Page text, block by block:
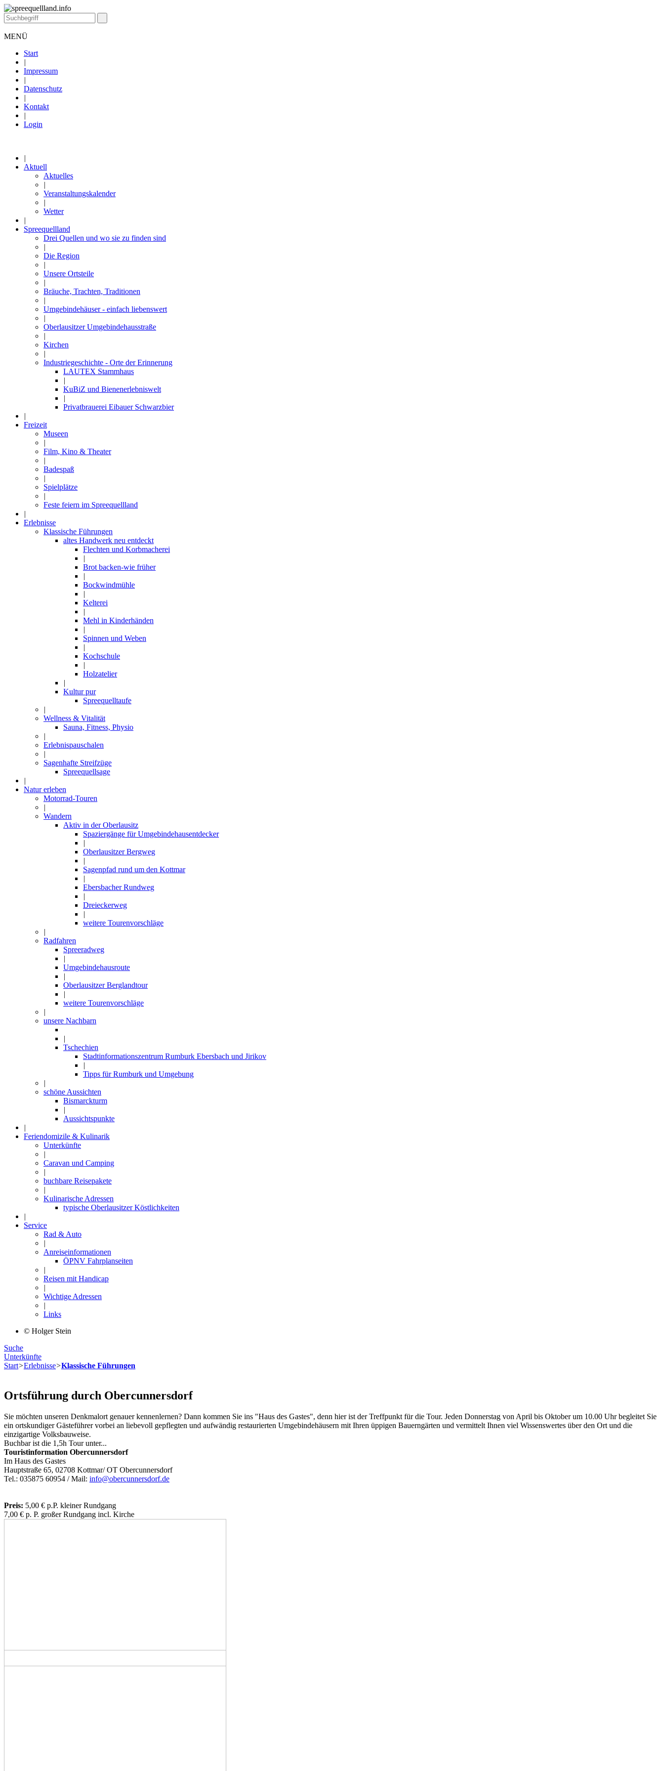
MENÜ
Start
|
Impressum
|
Datenschutz
|
Kontakt
|
Login
|
Aktuell
Aktuelles
|
Veranstaltungskalender
|
Wetter
|
Spreequellland
Drei Quellen und wo sie zu finden sind
|
Die Region
|
Unsere Ortsteile
|
Bräuche, Trachten, Traditionen
|
Umgebindehäuser - einfach liebenswert
|
Oberlausitzer Umgebindehausstraße
|
Kirchen
|
Industriegeschichte - Orte der Erinnerung
LAUTEX Stammhaus
|
KuBiZ und Bienenerlebniswelt
|
Privatbrauerei Eibauer Schwarzbier
|
Freizeit
Museen
|
Film, Kino & Theater
|
Badespaß
|
Spielplätze
|
Feste feiern im Spreequellland
|
Erlebnisse
Klassische Führungen
altes Handwerk neu entdeckt
Flechten und Korbmacherei
|
Brot backen-wie früher
|
Bockwindmühle
|
Kelterei
|
Mehl in Kinderhänden
|
Spinnen und Weben
|
Kochschule
|
Holzatelier
|
Kultur pur
Spreequelltaufe
|
Wellness & Vitalität
Sauna, Fitness, Physio
|
Erlebnispauschalen
|
Sagenhafte Streifzüge
Spreequellsage
|
Natur erleben
Motorrad-Touren
|
Wandern
Aktiv in der Oberlausitz
Spaziergänge für Umgebindehausentdecker
|
Oberlausitzer Bergweg
|
Sagenpfad rund um den Kottmar
|
Ebersbacher Rundweg
|
Dreieckerweg
|
weitere Tourenvorschläge
|
Radfahren
Spreeradweg
|
Umgebindehausroute
|
Oberlausitzer Berglandtour
|
weitere Tourenvorschläge
|
unsere Nachbarn
|
Tschechien
Stadtinformationszentrum Rumburk Ebersbach und Jirikov
|
Tipps für Rumburk und Umgebung
|
schöne Aussichten
Bismarckturm
|
Aussichtspunkte
|
Feriendomizile & Kulinarik
Unterkünfte
|
Caravan und Camping
|
buchbare Reisepakete
|
Kulinarische Adressen
typische Oberlausitzer Köstlichkeiten
|
Service
Rad & Auto
|
Anreiseinformationen
ÖPNV Fahrplanseiten
|
Reisen mit Handicap
|
Wichtige Adressen
|
Links
© Holger Stein
Suche
Unterkünfte
Start>Erlebnisse>Klassische Führungen
Ortsführung durch Obercunnersdorf
Sie möchten unseren Denkmalort genauer kennenlernen? Dann kommen Sie ins "Haus des Gastes", denn hier ist der Treffpunkt für die Tour. Jeden Donnerstag von April bis Oktober um 10.00 Uhr begleitet Sie
ein ortskundiger Gästeführer vorbei an liebevoll gepflegten und aufwändig restaurierten Umgebindehäusern mit Ihren üppigen Bauerngärten und vermittelt Ihnen viel Wissenswertes über den Ort und die
einzigartige Volksbauweise.
Buchbar ist die 1,5h Tour unter...‎
Touristinformation Obercunnersdorf
Im Haus des Gastes
Hauptstraße 65, 02708 Kottmar/­­ OT Obercunnersdorf
Tel.: 035875 60954 /­­ Mail: info@obercunnersdorf.de
Preis: 5,00 € p.P. kleiner Rundgang
7,00 € p. P. großer Rundgang incl. Kirche